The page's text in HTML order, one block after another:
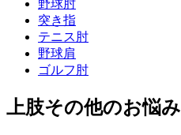
野球肘
突き指
テニス肘
野球肩
ゴルフ肘
上肢その他のお悩み